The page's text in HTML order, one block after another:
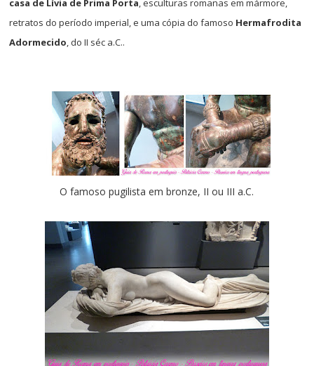
casa de Lívia de Prima Porta, esculturas romanas em mármore,
retratos do período imperial, e uma cópia do famoso Hermafrodita
Adormecido, do II séc a.C..
O famoso pugilista em bronze, II ou III a.C.